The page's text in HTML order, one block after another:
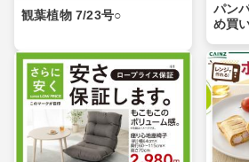
観葉植物 7/23号○
パン
め買